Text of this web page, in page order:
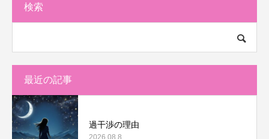
検索
最近の記事
過干渉の理由
2026.08.8